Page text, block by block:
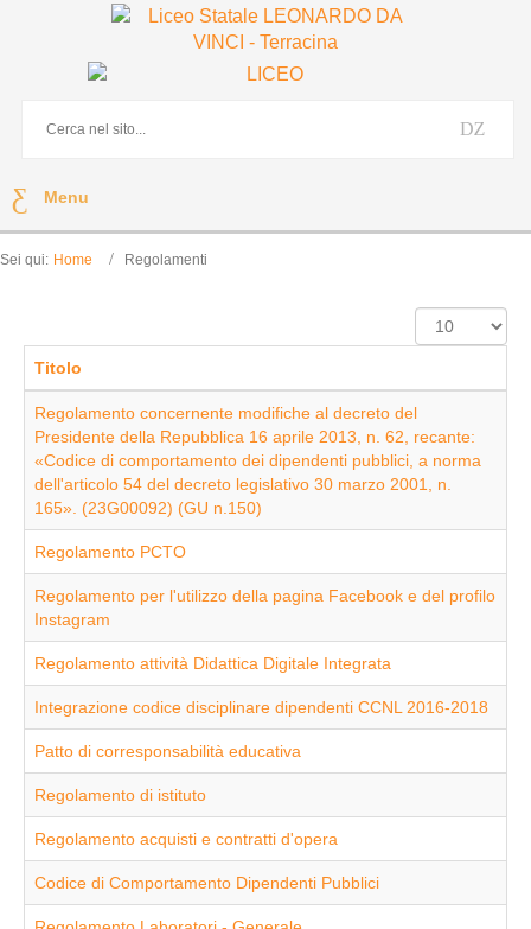
Menu
Sei qui: Home Regolamenti
Visualizza
n.
Titolo
Regolamento concernente modifiche al decreto del
Presidente della Repubblica 16 aprile 2013, n. 62, recante:
«Codice di comportamento dei dipendenti pubblici, a norma
dell'articolo 54 del decreto legislativo 30 marzo 2001, n.
165». (23G00092) (GU n.150)
Regolamento PCTO
Regolamento per l'utilizzo della pagina Facebook e del profilo
Instagram
Regolamento attività Didattica Digitale Integrata
Integrazione codice disciplinare dipendenti CCNL 2016-2018
Patto di corresponsabilità educativa
Regolamento di istituto
Regolamento acquisti e contratti d'opera
Codice di Comportamento Dipendenti Pubblici